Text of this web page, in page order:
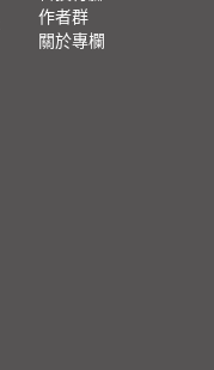
作者群
關於專欄